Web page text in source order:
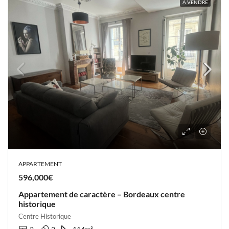
À VENDRE
APPARTEMENT
596,000€
Appartement de caractère – Bordeaux centre
historique
Centre Historique